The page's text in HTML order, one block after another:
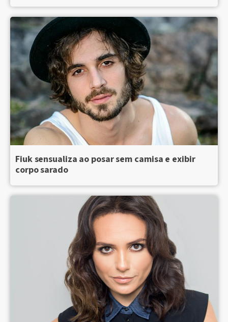
Fiuk sensualiza ao posar sem camisa e exibir
corpo sarado